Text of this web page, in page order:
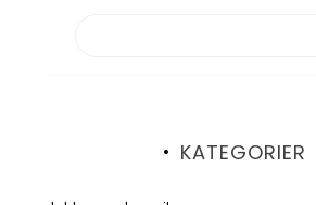
KATEGORIER